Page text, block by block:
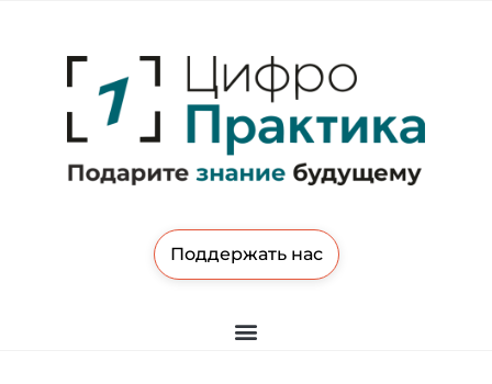
Поддержать нас